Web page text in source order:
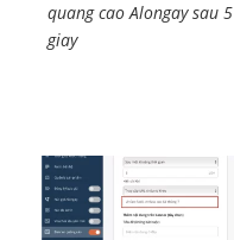
quang cao Alongay sau 5
giay